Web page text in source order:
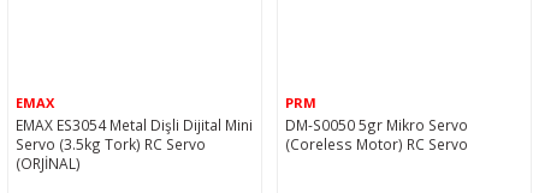
EMAX
EMAX ES3054 Metal Dişli Dijital Mini
Servo (3.5kg Tork) RC Servo
(ORJİNAL)
PRM
DM-S0050 5gr Mikro Servo
(Coreless Motor) RC Servo